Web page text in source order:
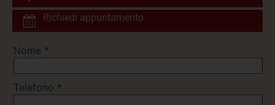
Richiedi appuntamento
Nome *
Telefono *